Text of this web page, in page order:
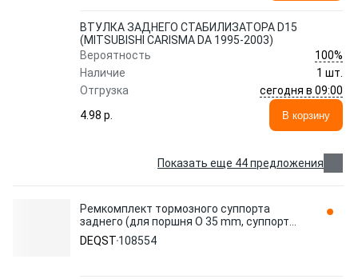
ВТУЛКА ЗАДНЕГО СТАБИЛИЗАТОРА D15
(MITSUBISHI CARISMA DA 1995-2003)
Вероятность
100%
Наличие
1 шт.
Отгрузка
сегодня в 09:00
4.98 p.
В корзину
Показать еще 44 предложения
Ремкомплект тормозного суппорта
заднего (для поршня O 35 mm, суппорт
Akebono). Применяемость: 108554 DEQST
DEQST 108554